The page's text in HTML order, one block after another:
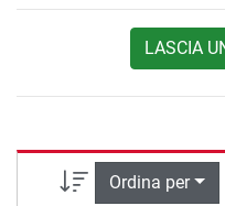
LASCIA
Ordina per